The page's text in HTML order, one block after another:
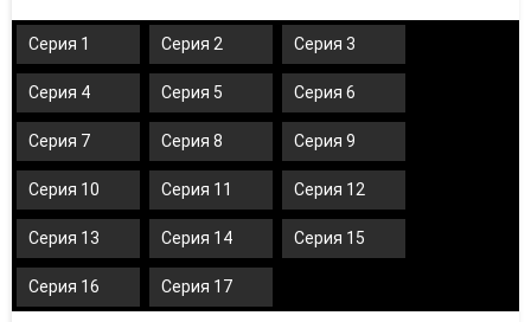
Серия 1 Серия 2 Серия 3
Серия 4 Серия 5 Серия 6
Серия 7 Серия 8 Серия 9
Серия 10 Серия 11 Серия 12
Серия 13 Серия 14 Серия 15
Серия 16 Серия 17